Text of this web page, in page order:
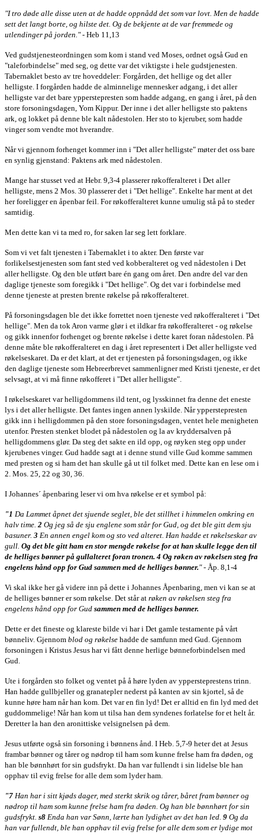
"I tro døde alle disse uten at de hadde oppnådd det som var lovt. Men de hadde
sett det langt borte, og hilste det. Og de bekjente at de var fremmede og
utlendinger på jorden."- Heb 11,13
Ved gudstjenesteordningen som kom i stand ved Moses, ordnet også Gud en
"taleforbindelse" med seg, og dette var det viktigste i hele gudstjenesten.
Tabernaklet besto av tre hoveddeler: Forgården, det hellige og det aller
helligste. I forgården hadde de alminnelige mennesker adgang, i det aller
helligste var det bare ypperstepresten som hadde adgang, en gang i året, på den
store forsoningsdagen, Yom Kippur. Der inne i det aller helligste sto paktens
ark, og lokket på denne ble kalt nådestolen. Her sto to kjeruber, som hadde
vinger som vendte mot hverandre.
Når vi gjennom forhenget kommer inn i "Det aller helligste" møter det oss bare
en synlig gjenstand: Paktens ark med nådestolen.
Mange har stusset ved at Hebr. 9,3-4 plasserer røkofferalteret i Det aller
helligste, mens 2 Mos. 30 plasserer det i "Det hellige". Enkelte har ment at det
her foreligger en åpenbar feil. For røkofferalteret kunne umulig stå på to steder
samtidig.
Men dette kan vi ta med ro, for saken lar seg lett forklare.
Som vi vet falt tjenesten i Tabernaklet i to akter. Den første var
forlikelsestjenesten som fant sted ved kobberalteret og ved nådestolen i Det
aller helligste. Og den ble utført bare én gang om året. Den andre del var den
daglige tjeneste som foregikk i "Det hellige". Og det var i forbindelse med
denne tjeneste at presten brente røkelse på røkofferalteret.
På forsoningsdagen ble det ikke forrettet noen tjeneste ved røkofferalteret i "Det
hellige". Men da tok Aron varme glør i et ildkar fra røkofferalteret - og røkelse
og gikk innenfor forhenget og brente røkelse i dette karet foran nådestolen. På
denne måte ble røkofferalteret en dag i året representert i Det aller helligste ved
røkelseskaret. Da er det klart, at det er tjenesten på forsoningsdagen, og ikke
den daglige tjeneste som Hebreerbrevet sammenligner med Kristi tjeneste, er det
selvsagt, at vi må finne røkofferet i "Det aller helligste".
I røkelseskaret var helligdommens ild tent, og lysskinnet fra denne det eneste
lys i det aller helligste. Det fantes ingen annen lyskilde. Når ypperstepresten
gikk inn i helligdommen på den store forsoningsdagen, ventet hele menigheten
utenfor. Presten stenket blodet på nådestolen og la av kryddersalven på
helligdommens glør. Da steg det sakte en ild opp, og røyken steg opp under
kjerubenes vinger. Gud hadde sagt at i denne stund ville Gud komme sammen
med presten og si ham det han skulle gå ut til folket med. Dette kan en lese om i
2. Mos. 25, 22 og 30, 36.
I Johannes´ åpenbaring leser vi om hva røkelse er et symbol på:
"1 Da Lammet åpnet det sjuende seglet, ble det stillhet i himmelen omkring en
halv time. 2 Og jeg så de sju englene som står for Gud, og det ble gitt dem sju
basuner. 3 En annen engel kom og sto ved alteret. Han hadde et røkelseskar av
gull. Og det ble gitt ham en stor mengde røkelse for at han skulle legge den til
de helliges bønner på gullalteret foran tronen. 4 Og røken av røkelsen steg fra
engelens hånd opp for Gud sammen med de helliges bønner."- Åp. 8,1-4
Vi skal ikke her gå videre inn på dette i Johannes Åpenbaring, men vi kan se at
de helliges bønner er som røkelse. Det står at røken av røkelsen steg fra
engelens hånd opp for Gud sammen med de helliges bønner.
Dette er det fineste og klareste bilde vi har i Det gamle testamente på vårt
bønneliv. Gjennom blod og røkelse hadde de samfunn med Gud. Gjennom
forsoningen i Kristus Jesus har vi fått denne herlige bønneforbindelsen med
Gud.
Ute i forgården sto folket og ventet på å høre lyden av yppersteprestens trinn.
Han hadde gullbjeller og granatepler nederst på kanten av sin kjortel, så de
kunne høre ham når han kom. Det var en fin lyd! Det er alltid en fin lyd med det
guddommelige! Når han kom ut tilsa han dem syndenes forlatelse for et helt år.
Deretter la han den aronittiske velsignelsen på dem.
Jesus utførte også sin forsoning i bønnens ånd. I Heb. 5,7-9 heter det at Jesus
frambar bønner og tårer og nødrop til ham som kunne frelse ham fra døden, og
han ble bønnhørt for sin gudsfrykt. Da han var fullendt i sin lidelse ble han
opphav til evig frelse for alle dem som lyder ham.
"7 Han har i sitt kjøds dager, med sterkt skrik og tårer, båret fram bønner og
nødrop til ham som kunne frelse ham fra døden. Og han ble bønnhørt for sin
gudsfrykt. s8 Enda han var Sønn, lærte han lydighet av det han led. 9 Og da
han var fullendt, ble han opphav til evig frelse for alle dem som er lydige mot